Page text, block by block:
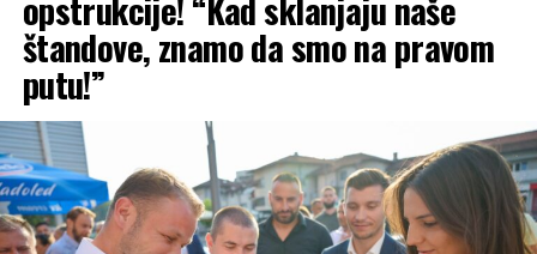
lovačkog gulaša, kao i
veliki broj posjetilaca koji
su uživali u druženju i
takmičarskom duhu pored
Drine”, saopšteno je iz PSS
Zvornik.
štandove, znamo da smo na pravom
putu!”